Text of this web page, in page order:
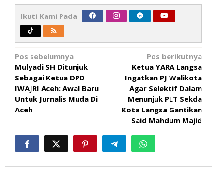
Ikuti Kami Pada
Navigasi
pos
Pos sebelumnya
Mulyadi SH Ditunjuk
Sebagai Ketua DPD
IWAJRI Aceh: Awal Baru
Untuk Jurnalis Muda Di
Aceh
Pos berikutnya
Ketua YARA Langsa
Ingatkan PJ Walikota
Agar Selektif Dalam
Menunjuk PLT Sekda
Kota Langsa Gantikan
Said Mahdum Majid